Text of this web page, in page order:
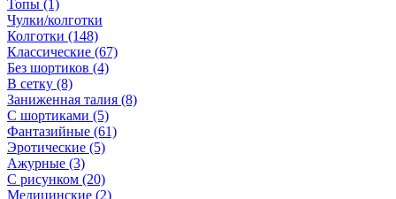
Топы (1)
Чулки/колготки
Колготки (148)
Классические (67)
Без шортиков (4)
В сетку (8)
Заниженная талия (8)
C шортиками (5)
Фантазийные (61)
Эротические (5)
Ажурные (3)
С рисунком (20)
Медицинские (2)